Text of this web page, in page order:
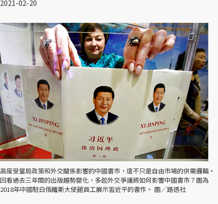
2021-02-20
高度受當局政策和外交關係影響的中國書市，遠不只是自由市場的供需邏輯。
回看過去三年間的出版趨勢變化，多起外交爭議將如何影響中國書市？圖為
2018年中國駐白俄羅斯大使館員工展示習近平的書作。 圖／路透社